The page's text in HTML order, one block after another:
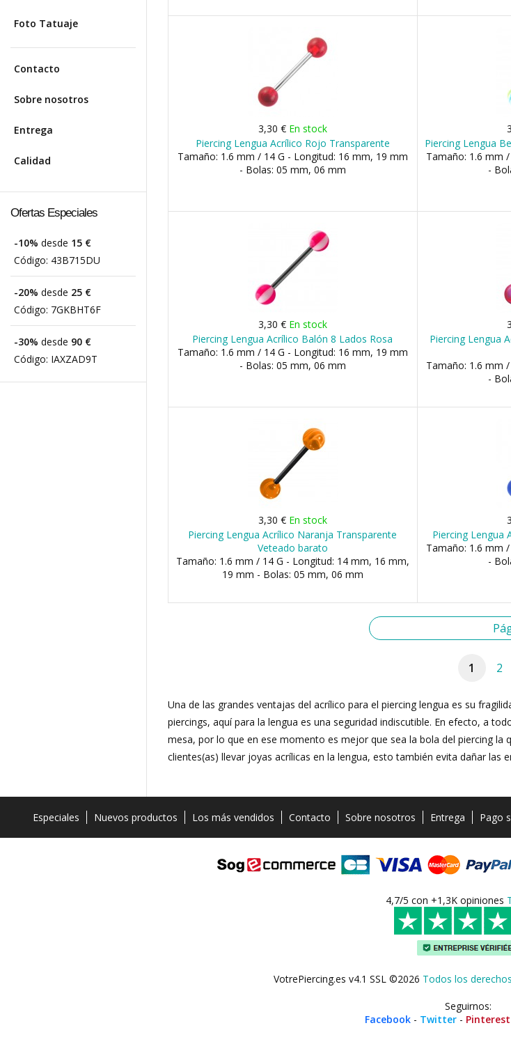
Foto Tatuaje
Contacto
Sobre nosotros
Entrega
Calidad
Ofertas Especiales
-10% desde 15 €
Código: 43B715DU
-20% desde 25 €
Código: 7GKBHT6F
-30% desde 90 €
Código: IAXZAD9T
3,30 € En stock
Piercing Lengua Acrílico Rojo Transparente
Tamaño: 1.6 mm / 14 G - Longitud: 16 mm, 19 mm
- Bolas: 05 mm, 06 mm
Piercing Lengua
Tamaño: 1.6 mm
-
3,30 € En stock
Piercing Lengua Acrílico Balón 8 Lados Rosa
Tamaño: 1.6 mm / 14 G - Longitud: 16 mm, 19 mm
- Bolas: 05 mm, 06 mm
Piercing Lengua
Tamaño: 1.6 mm
-
3,30 € En stock
Piercing Lengua Acrílico Naranja Transparente
Veteado barato
Tamaño: 1.6 mm / 14 G - Longitud: 14 mm, 16 mm,
19 mm - Bolas: 05 mm, 06 mm
Piercing Lengua
Tamaño: 1.6 mm
-
1 2
Una de las grandes ventajas del acrílico para el piercing lengua es su
piercings, aquí para la lengua es una seguridad indiscutible. En efecto, a
mesa, por lo que en ese momento es mejor que sea la bola del piercing
clientes(as) llevar joyas acrílicas en la lengua, esto también evita dañar las
Especiales Nuevos productos Los más vendidos Contacto Sobre nosotros Entrega Pago
4,7/5 con +1,3K opiniones
VotrePiercing.es v4.1 SSL ©2026 Todos los
Seguirnos:
Facebook - Twitter - Pinterest